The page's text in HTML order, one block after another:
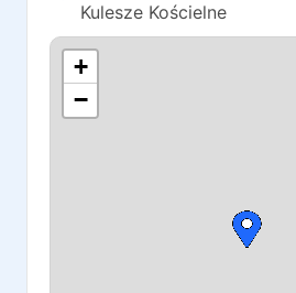
Kulesze Kościelne
+
−